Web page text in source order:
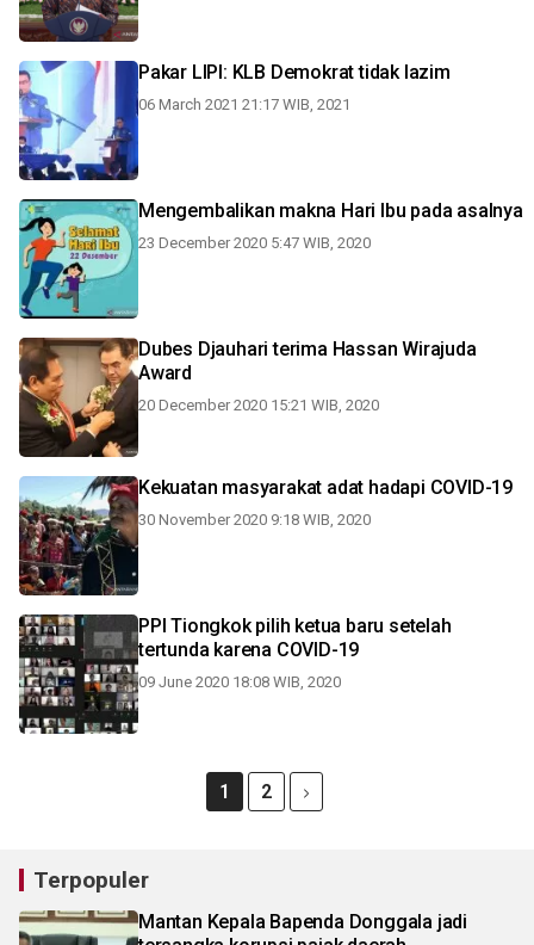
Pakar LIPI: KLB Demokrat tidak lazim
06 March 2021 21:17 WIB, 2021
Mengembalikan makna Hari Ibu pada asalnya
23 December 2020 5:47 WIB, 2020
Dubes Djauhari terima Hassan Wirajuda
Award
20 December 2020 15:21 WIB, 2020
Kekuatan masyarakat adat hadapi COVID-19
30 November 2020 9:18 WIB, 2020
PPI Tiongkok pilih ketua baru setelah
tertunda karena COVID-19
09 June 2020 18:08 WIB, 2020
1 2
Terpopuler
Mantan Kepala Bapenda Donggala jadi